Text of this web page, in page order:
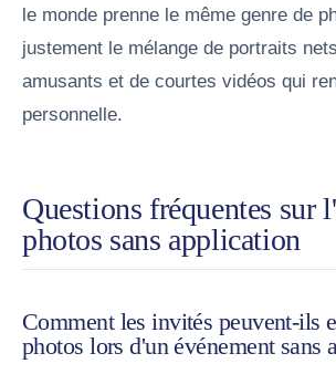
le monde prenne le même genre de
justement le mélange de portraits
amusants et de courtes vidéos qui
personnelle.
Questions fréquentes sur
photos sans application
Comment les invités peuvent-ils
photos lors d'un événement sans